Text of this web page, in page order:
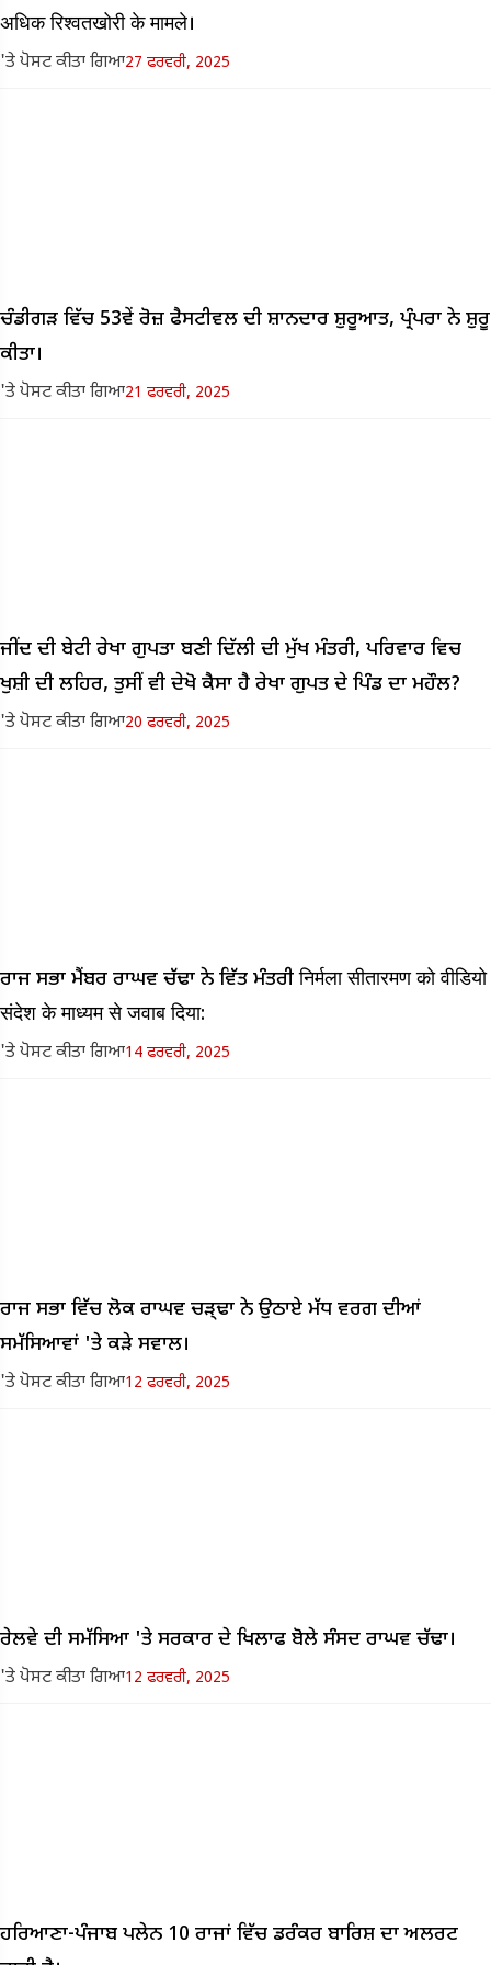
अधिक रिश्वतखोरी के मामले।
'ਤੇ ਪੋਸਟ ਕੀਤਾ ਗਿਆ27 ਫਰਵਰੀ, 2025
ਚੰਡੀਗੜ ਵਿੱਚ 53ਵੇਂ ਰੋਜ਼ ਫੈਸਟੀਵਲ ਦੀ ਸ਼ਾਨਦਾਰ ਸ਼ੁਰੂਆਤ, ਪ੍ਰੰਪਰਾ ਨੇ ਸ਼ੁਰੂ
ਕੀਤਾ।
'ਤੇ ਪੋਸਟ ਕੀਤਾ ਗਿਆ21 ਫਰਵਰੀ, 2025
ਜੀਂਦ ਦੀ ਬੇਟੀ ਰੇਖਾ ਗੁਪਤਾ ਬਣੀ ਦਿੱਲੀ ਦੀ ਮੁੱਖ ਮੰਤਰੀ, ਪਰਿਵਾਰ ਵਿਚ
ਖੁਸ਼ੀ ਦੀ ਲਹਿਰ, ਤੁਸੀਂ ਵੀ ਦੇਖੋ ਕੈਸਾ ਹੈ ਰੇਖਾ ਗੁਪਤ ਦੇ ਪਿੰਡ ਦਾ ਮਹੌਲ?
'ਤੇ ਪੋਸਟ ਕੀਤਾ ਗਿਆ20 ਫਰਵਰੀ, 2025
ਰਾਜ ਸਭਾ ਮੈਂਬਰ ਰਾਘਵ ਚੱਢਾ ਨੇ ਵਿੱਤ ਮੰਤਰੀ निर्मला सीतारमण को वीडियो
संदेश के माध्यम से जवाब दिया:
'ਤੇ ਪੋਸਟ ਕੀਤਾ ਗਿਆ14 ਫਰਵਰੀ, 2025
ਰਾਜ ਸਭਾ ਵਿੱਚ ਲੋਕ ਰਾਘਵ ਚੜ੍ਢਾ ਨੇ ਉਠਾਏ ਮੱਧ ਵਰਗ ਦੀਆਂ
ਸਮੱਸਿਆਵਾਂ 'ਤੇ ਕੜੇ ਸਵਾਲ।
'ਤੇ ਪੋਸਟ ਕੀਤਾ ਗਿਆ12 ਫਰਵਰੀ, 2025
ਰੇਲਵੇ ਦੀ ਸਮੱਸਿਆ 'ਤੇ ਸਰਕਾਰ ਦੇ ਖਿਲਾਫ ਬੋਲੇ ​​ਸੰਸਦ ਰਾਘਵ ਚੱਢਾ।
'ਤੇ ਪੋਸਟ ਕੀਤਾ ਗਿਆ12 ਫਰਵਰੀ, 2025
ਹਰਿਆਣਾ-ਪੰਜਾਬ ਪਲੇਨ 10 ਰਾਜਾਂ ਵਿੱਚ ਡਰੰਕਰ ਬਾਰਿਸ਼ ਦਾ ਅਲਰਟ